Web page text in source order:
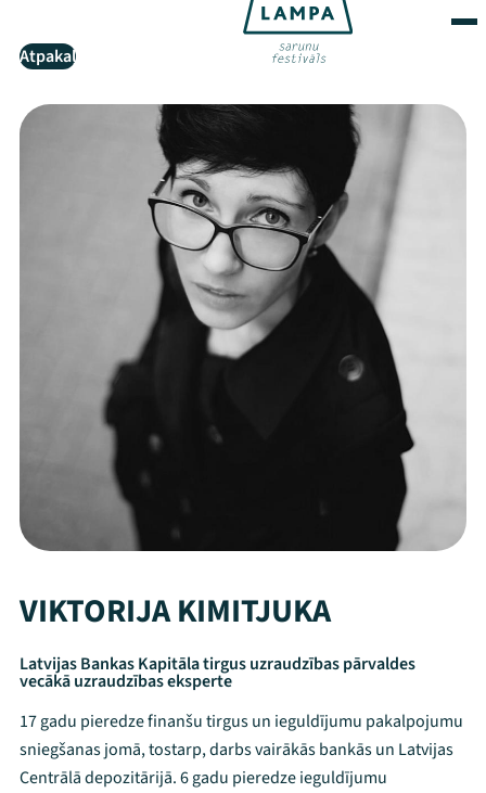
Atpakaļ
VIKTORIJA KIMITJUKA
Latvijas Bankas Kapitāla tirgus uzraudzības pārvaldes
vecākā uzraudzības eksperte
17 gadu pieredze finanšu tirgus un ieguldījumu pakalpojumu
sniegšanas jomā, tostarp, darbs vairākās bankās un Latvijas
Centrālā depozitārijā. 6 gadu pieredze ieguldījumu